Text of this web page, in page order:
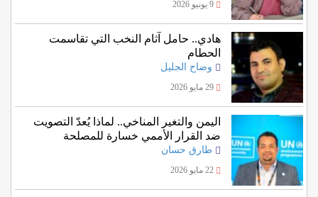
9 يونيو 2026
هادي.. حامل آثام النخب التي تقاسمت
الحطام
وضاح الجليل
29 مايو 2026
اليمن والتغير المناخي.. لماذا يُعدّ التصويت
ضد القرار الأممي خسارة للمصلحة
اليمنية؟
طارق حسان